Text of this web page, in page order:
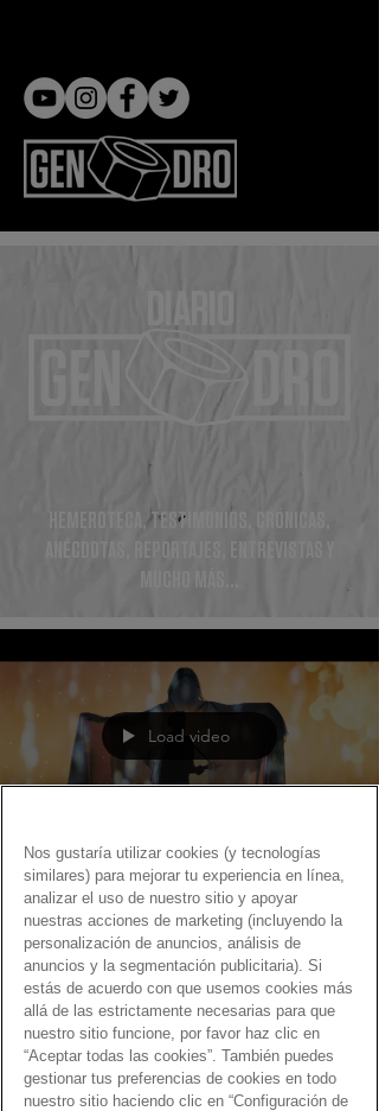
DIARIO
HEMEROTECA, TESTIMONIOS, CRÓNICAS,
ANÉCDOTAS, REPORTAJES, ENTREVISTAS Y
Load video
Fernando Martín
Gen Dro a la orilla del mar
Una selección de grandes canciones dedicadas
mar… ¡con el Gen Dro!
Nos gustaría utilizar cookies (y tecnologías
similares) para mejorar tu experiencia en línea,
analizar el uso de nuestro sitio y apoyar
nuestras acciones de marketing (incluyendo la
personalización de anuncios, análisis de
anuncios y la segmentación publicitaria). Si
estás de acuerdo con que usemos cookies más
allá de las estrictamente necesarias para que
nuestro sitio funcione, por favor haz clic en
“Aceptar todas las cookies”. También puedes
gestionar tus preferencias de cookies en todo
nuestro sitio haciendo clic en “Configuración de